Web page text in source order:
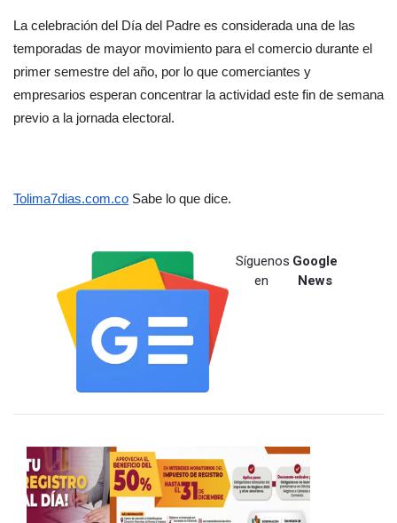
La celebración del Día del Padre es considerada una de las
temporadas de mayor movimiento para el comercio durante el
primer semestre del año, por lo que comerciantes y
empresarios esperan concentrar la actividad este fin de semana
previo a la jornada electoral.
Tolima7dias.com.co Sabe lo que dice.
Síguenos
en
Google
News